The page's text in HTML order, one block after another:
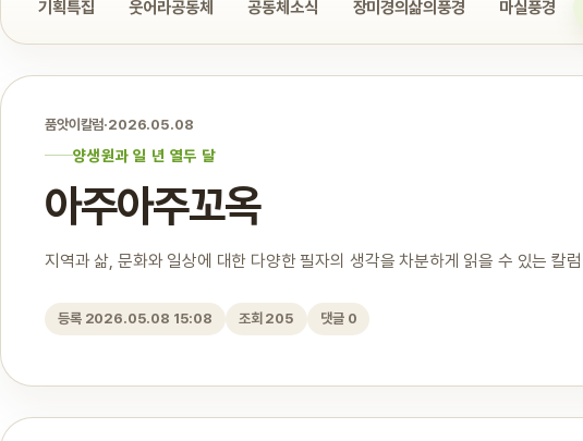
기획특집 웃어라공동체 공동체소식 장미경의삶의풍경 마실풍경
품앗이칼럼·2026.05.08
양생원과 일 년 열두 달
아주아주꼬옥
지역과 삶, 문화와 일상에 대한 다양한 필자의 생각을 차분하게 읽을 수 있는 칼
등록 2026.05.08 15:08 조회 205 댓글 0